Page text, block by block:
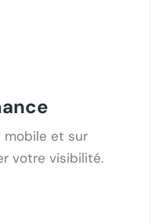
mobile et sur
votre visibilité.